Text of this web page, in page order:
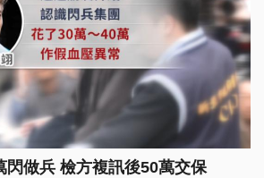
閃做兵 檢方複訊後50萬交保